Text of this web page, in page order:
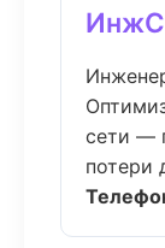
сети —
потери